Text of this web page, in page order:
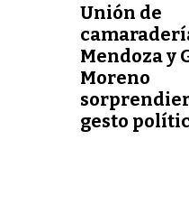
Unión de
Mendoza y
Moreno
gesto